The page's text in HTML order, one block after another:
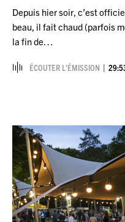
Depuis hier soir, c’est
beau, il fait chaud (parfois
la fin de…
ÉCOUTER L’ÉMISSION